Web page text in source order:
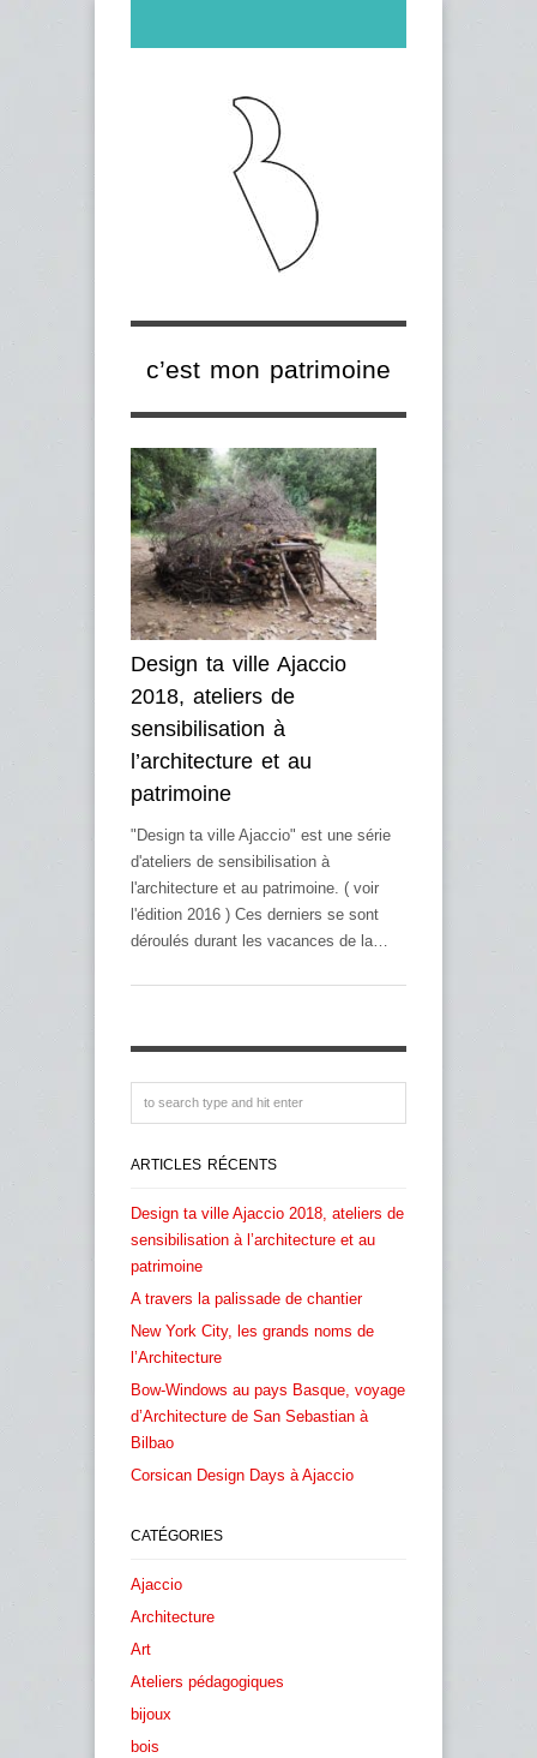
c’est mon patrimoine
Design ta ville Ajaccio
2018, ateliers de
sensibilisation à
l’architecture et au
patrimoine
"Design ta ville Ajaccio" est une série
d'ateliers de sensibilisation à
l'architecture et au patrimoine. ( voir
l'édition 2016 ) Ces derniers se sont
déroulés durant les vacances de la…
ARTICLES RÉCENTS
Design ta ville Ajaccio 2018, ateliers de
sensibilisation à l’architecture et au
patrimoine
A travers la palissade de chantier
New York City, les grands noms de
l’Architecture
Bow-Windows au pays Basque, voyage
d’Architecture de San Sebastian à
Bilbao
Corsican Design Days à Ajaccio
CATÉGORIES
Ajaccio
Architecture
Art
Ateliers pédagogiques
bijoux
bois